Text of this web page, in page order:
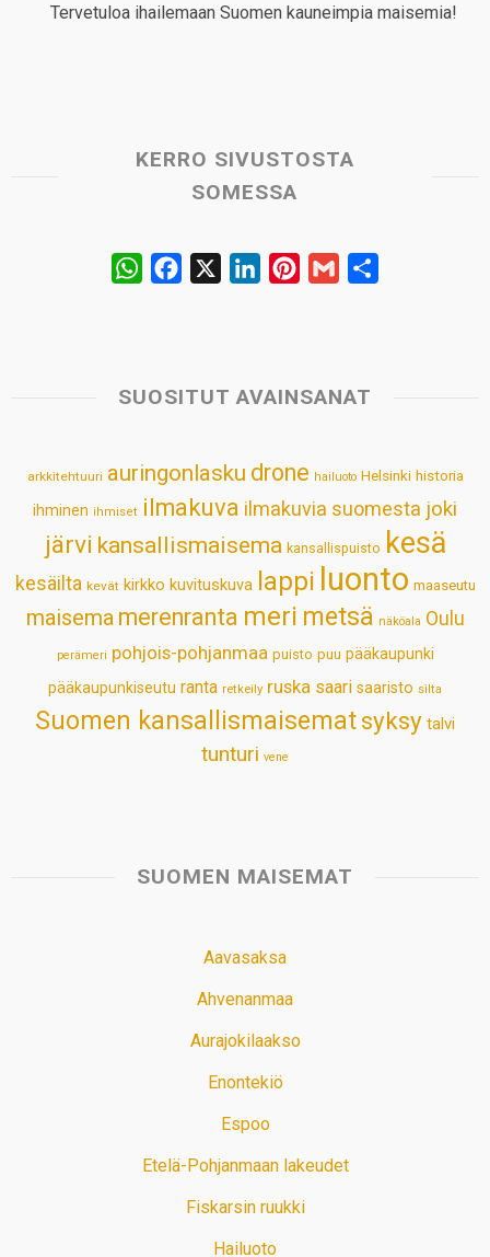
Tervetuloa ihailemaan Suomen kauneimpia maisemia!
KERRO SIVUSTOSTA
SOMESSA
W
s
p
b
k
e
n
e
s
t
l
SUOSITUT AVAINSANAT
arkkitehtuuri auringonlasku drone hailuoto Helsinki historia
ihminen ihmiset ilmakuva ilmakuvia suomesta joki
järvi kansallismaisema kansallispuisto kesä
kesäilta kevät kirkko kuvituskuva lappi luonto maaseutu
maisema merenranta meri metsä näköala Oulu
perämeri pohjois-pohjanmaa puisto puu pääkaupunki
pääkaupunkiseutu ranta retkeily ruska saari saaristo silta
Suomen kansallismaisematsyksy talvi
tunturi vene
SUOMEN MAISEMAT
Aavasaksa
Ahvenanmaa
Aurajokilaakso
Enontekiö
Espoo
Etelä-Pohjanmaan lakeudet
Fiskarsin ruukki
Hailuoto